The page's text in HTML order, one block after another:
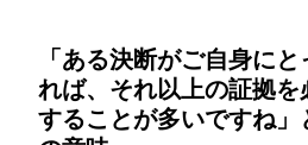
「ある決断がご自身に
れば、それ以上の証拠
することが多いですね」